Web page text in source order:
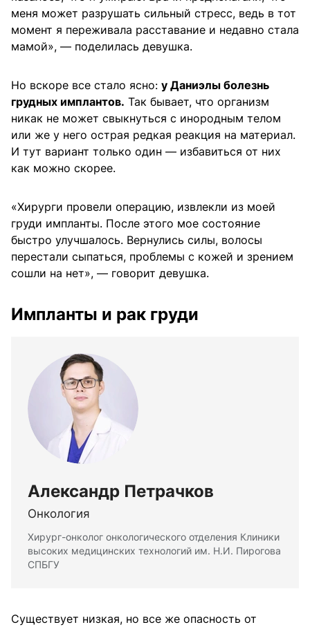
меня может разрушать сильный стресс, ведь в тот
момент я переживала расставание и недавно стала
мамой», — поделилась девушка.
Но вскоре все стало ясно: у Даниэлы болезнь
грудных имплантов. Так бывает, что организм
никак не может свыкнуться с инородным телом
или же у него острая редкая реакция на материал.
И тут вариант только один — избавиться от них
как можно скорее.
«Хирурги провели операцию, извлекли из моей
груди импланты. После этого мое состояние
быстро улучшалось. Вернулись силы, волосы
перестали сыпаться, проблемы с кожей и зрением
сошли на нет», — говорит девушка.
Импланты и рак груди
Александр Петрачков
Онкология
Хирург-онколог онкологического отделения Клиники
высоких медицинских технологий им. Н.И. Пирогова
СПБГУ
Существует низкая, но все же опасность от